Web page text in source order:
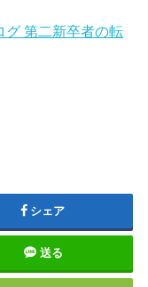
シェア
送る